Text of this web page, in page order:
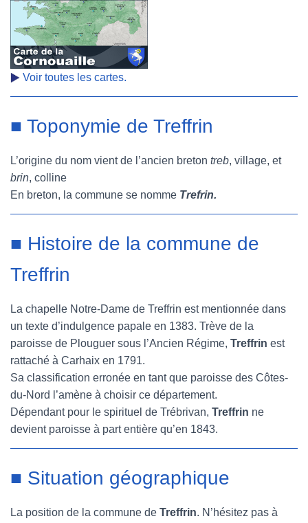
Voir toutes les cartes.
■ Toponymie de Treffrin
L’origine du nom vient de l’ancien breton treb, village, et
brin, colline
En breton, la commune se nomme Trefrin.
■ Histoire de la commune de
Treffrin
La chapelle Notre-Dame de Treffrin est mentionnée dans
un texte d’indulgence papale en 1383. Trève de la
paroisse de Plouguer sous l’Ancien Régime, Treffrin est
rattaché à Carhaix en 1791.
Sa classification erronée en tant que paroisse des Côtes-
du-Nord l’amène à choisir ce département.
Dépendant pour le spirituel de Trébrivan, Treffrin ne
devient paroisse à part entière qu’en 1843.
■ Situation géographique
La position de la commune de Treffrin. N’hésitez pas à